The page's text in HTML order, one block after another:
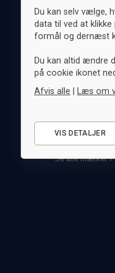
Skjorter
T-shirts & poloer
Strik
Sokker
Jakker
Clique
Se alle mærker »
Du kan selv vælge,
data til ved at
formål og dernæst
Du kan altid ændre
på cookie ikonet
Afvis alle | Læs om
Statistiske
VIS DETALJER